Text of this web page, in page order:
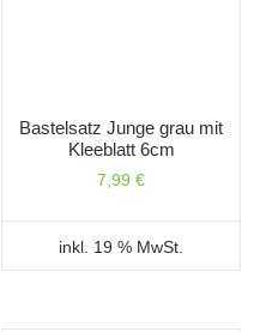
Bastelsatz Junge grau mit
Kleeblatt 6cm
7,99€
inkl. 19 % MwSt.